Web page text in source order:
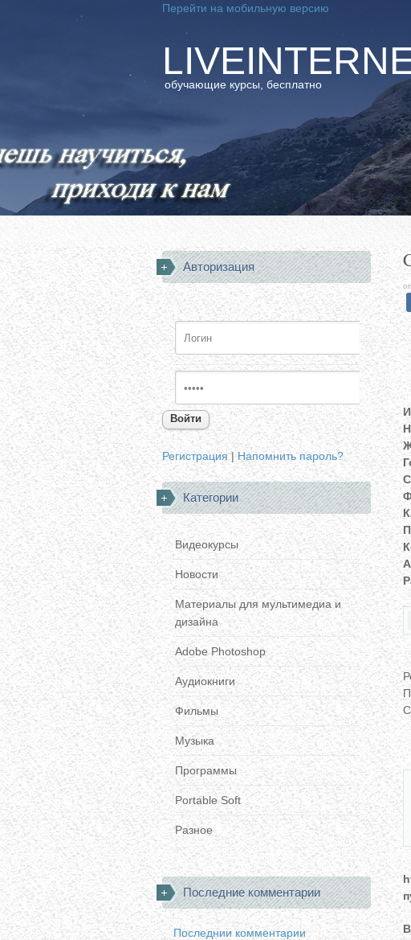
обучающие курсы, бесплатно
Перейти на мобильную версию
Авторизация
Войти
Регистрация| Напомнить пароль?
Категории
Видеокурсы
Новости
Материалы для мультимедиа и
дизайна
Adobe Photoshop
Аудиокниги
Фильмы
Музыка
Программы
Portable Soft
Разное
Последние комментарии
Последнии комментарии